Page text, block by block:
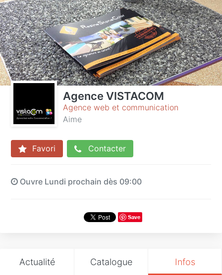
Agence VISTACOM
Agence web et communication
Aime
Favori Contacter
Ouvre Lundi prochain dès 09:00
Save
Actualité Catalogue Infos